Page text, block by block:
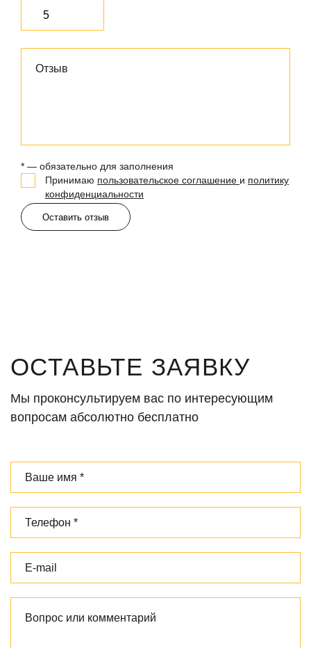
* — обязательно для заполнения
Принимаю пользовательское соглашение и политику
конфиденциальности
Оставить отзыв
ОСТАВЬТЕ ЗАЯВКУ
Мы проконсультируем вас по интересующим
вопросам абсолютно бесплатно